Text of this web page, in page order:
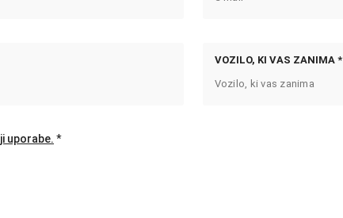
VOZILO, KI VAS ZANIMA *
uporabe.